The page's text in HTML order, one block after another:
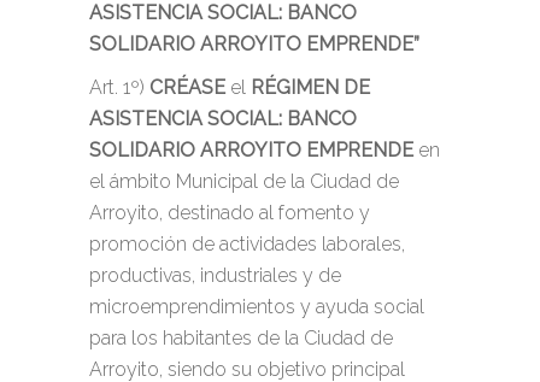
ASISTENCIA SOCIAL: BANCO
SOLIDARIO ARROYITO EMPRENDE”
Art. 1º) CRÉASE el RÉGIMEN DE
ASISTENCIA SOCIAL: BANCO
SOLIDARIO ARROYITO EMPRENDE en
el ámbito Municipal de la Ciudad de
Arroyito, destinado al fomento y
promoción de actividades laborales,
productivas, industriales y de
microemprendimientos y ayuda social
para los habitantes de la Ciudad de
Arroyito, siendo su objetivo principal